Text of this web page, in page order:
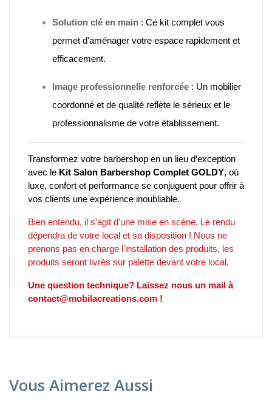
Solution clé en main : Ce kit complet vous
permet d’aménager votre espace rapidement et
efficacement.
Image professionnelle renforcée : Un mobilier
coordonné et de qualité reflète le sérieux et le
professionnalisme de votre établissement.
Transformez votre barbershop en un lieu d’exception
avec le Kit Salon Barbershop Complet GOLDY, où
luxe, confort et performance se conjuguent pour offrir à
vos clients une expérience inoubliable.
Bien entendu, il s'agit d'une mise en scène. Le rendu
dépendra de votre local et sa disposition ! Nous ne
prenons pas en charge l'installation des produits, les
produits seront livrés sur palette devant votre local.
Une question technique? Laissez nous un mail à
contact@mobilacreations.com !
Vous Aimerez Aussi